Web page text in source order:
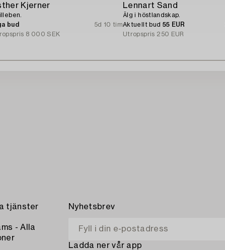
Kjerner
bud
5d 10 tim
8 000 SEK
Lennart Sand
Älg i höstlandskap.
Aktuellt bud 55 EUR
Utropspris 250 EUR
tjänster
- Alla
Nyhetsbrev
Ladda ner vår app